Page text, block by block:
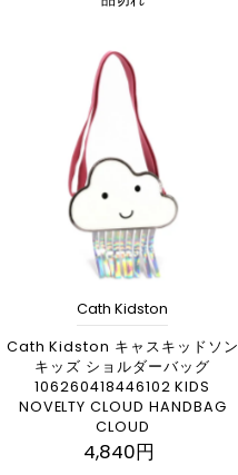
Cath Kidston
Cath Kidston キャスキッドソン
キッズ ショルダーバッグ
106260418446102 KIDS
NOVELTY CLOUD HANDBAG
CLOUD
4,840円